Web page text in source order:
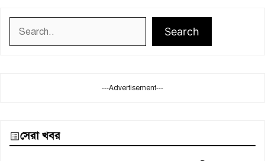
Search
---Advertisement---
সেরা খবর